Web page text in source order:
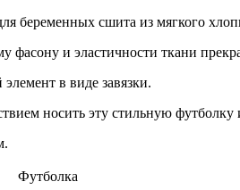
беременных сшита из мягкого
фасону и эластичности ткани
в виде завязки.
носить эту стильную
Футболка